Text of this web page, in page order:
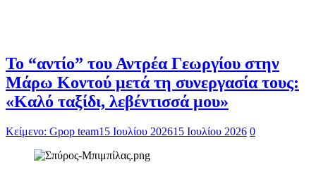
Το “αντίο” του Αντρέα Γεωργίου στην
Μάρω Κοντού μετά τη συνεργασία τους:
«Καλό ταξίδι, λεβέντισσά μου»
Κείμενο: Gpop team15 Ιουλίου 202615 Ιουλίου 2026 0